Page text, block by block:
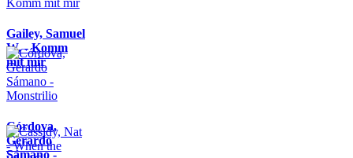
Gailey, Samuel
W. - Komm
mit mir
Córdova,
Gerardo
Sámano -